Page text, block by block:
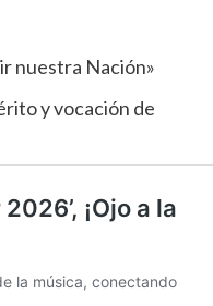
nuestra Nación»
y vocación de